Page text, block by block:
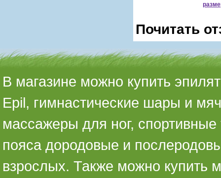
Почитать
В магазине можно купить
Epil, гимнастические шары и
массажеры для ног,
пояса дородовые и
взрослых. Также можно купить